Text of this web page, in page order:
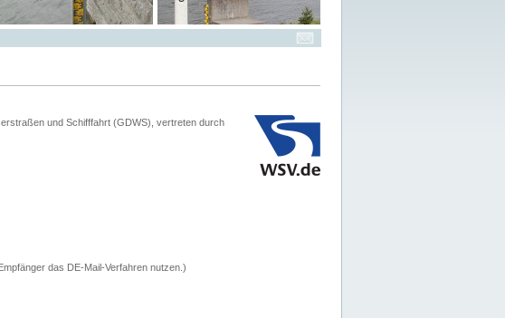
und Schifffahrt (GDWS), vertreten durch
das DE-Mail-Verfahren nutzen.)